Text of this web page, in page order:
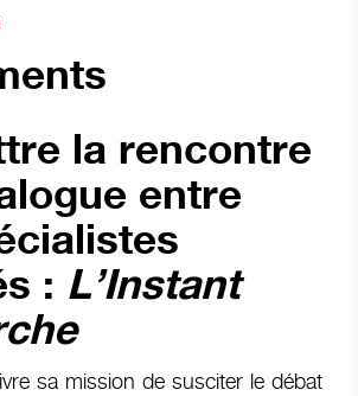
la rencontre
entre
: L’Instant
sa mission de susciter le débat